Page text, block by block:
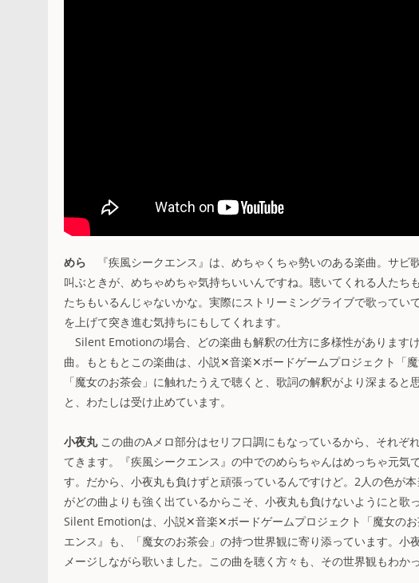
めら 『疾風シークエンス』は、めちゃくちゃ勢いのある楽曲。サ
叫ぶときが、めちゃめちゃ気持ちいいんですね。聴いてくれる人た
たちもいるんじゃないかな。実際にストリーミングライブで歌って
を上げて突き進む気持ちにもしてくれます。
Silent Emotionの場合、どの楽曲も解釈の仕方に多様性があります
曲。もともとこの楽曲は、小説✕音楽✕ボードゲームプロジェクト「
「魔女のお茶会」に触れたうえで聴くと、歌詞の解釈がより深まる
と、わたしは受け止めています。
小夜丸この曲のAメロ部分はセリフ口調にもなっているから、それぞ
てきます。『疾風シークエンス』の中でのめらちゃんはめっちゃ元
す。だから、小夜丸も負けずと頑張っているんですけど。2人の色が
がどの曲よりも強く出ているからこそ、小夜丸も負けないようにと歌っ
Silent Emotionは、小説✕音楽✕ボードゲームプロジェクト「魔女の
エンス』も、「魔女のお茶会」の持つ世界観に寄り添っています。
メージしながら歌いました。この曲を聴く方々も、その世界観もわか